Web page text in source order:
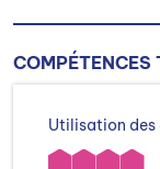
COMPÉTENCES
Utilisation des